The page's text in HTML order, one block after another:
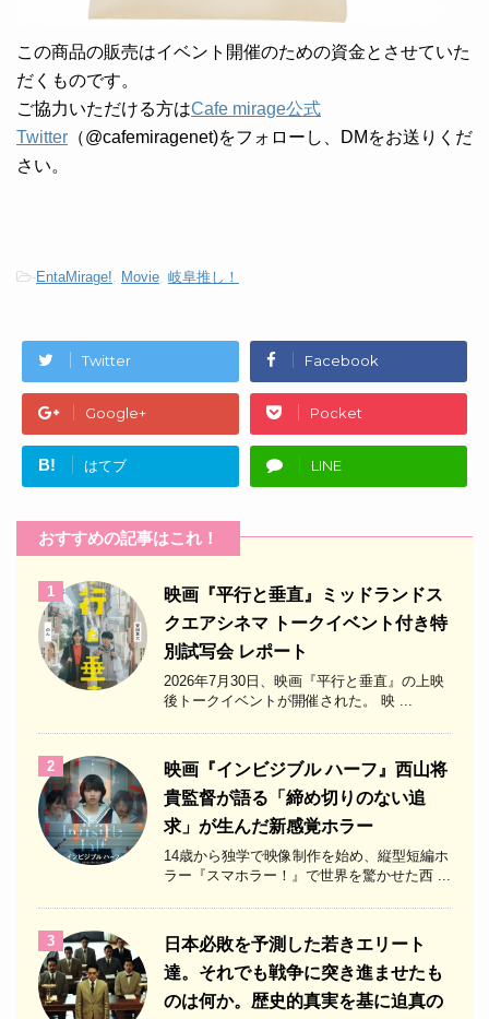
この商品の販売はイベント開催のための資金とさせていた
だくものです。
ご協力いただける方はCafe mirage公式
Twitter （@cafemiragenet)をフォローし、DMをお送りくだ
さい。
-EntaMirage! Movie 岐阜推し！
Twitter Facebook
Google+ Pocket
B! はてブ LINE
おすすめの記事はこれ！
1
映画『平行と垂直』ミッドランドス
クエアシネマ トークイベント付き特
別試写会 レポート
2026年7月30日、映画『平行と垂直』の上映
後トークイベントが開催された。 映 ...
2
映画『インビジブル ハーフ』西山将
貴監督が語る「締め切りのない追
求」が生んだ新感覚ホラー
14歳から独学で映像制作を始め、縦型短編ホ
ラー『スマホラー！』で世界を驚かせた西 ...
3
日本必敗を予測した若きエリート
達。それでも戦争に突き進ませたも
のは何か。歴史的真実を基に迫真の